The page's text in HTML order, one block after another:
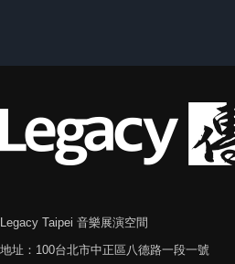
Legacy Taipei 音樂展演空間
地址：100台北市中正區八德路一段一號